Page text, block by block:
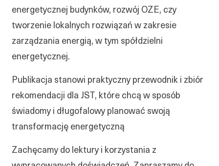
energetycznej budynków, rozwój OZE, czy
tworzenie lokalnych rozwiązań w zakresie
zarządzania energią, w tym spółdzielni
energetycznej.
Publikacja stanowi praktyczny przewodnik i zbiór
rekomendacji dla JST, które chcą w sposób
świadomy i długofalowy planować swoją
transformację energetyczną
Zachęcamy do lektury i korzystania z